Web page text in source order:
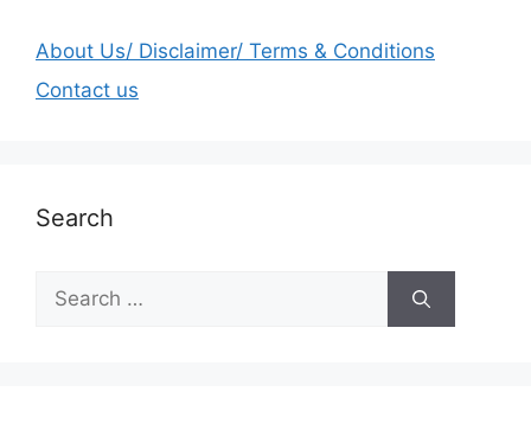
About Us/ Disclaimer/ Terms & Conditions
Contact us
Search